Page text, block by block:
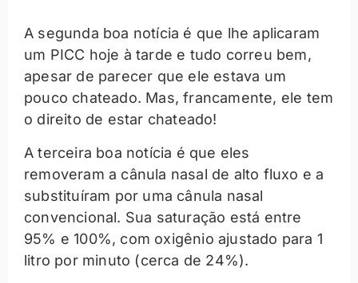
A segunda boa notícia é que lhe aplicaram
um PICC hoje à tarde e tudo correu bem,
apesar de parecer que ele estava um
pouco chateado. Mas, francamente, ele tem
o direito de estar chateado!
A terceira boa notícia é que eles
removeram a cânula nasal de alto fluxo e a
substituíram por uma cânula nasal
convencional. Sua saturação está entre
95% e 100%, com oxigênio ajustado para 1
litro por minuto (cerca de 24%).